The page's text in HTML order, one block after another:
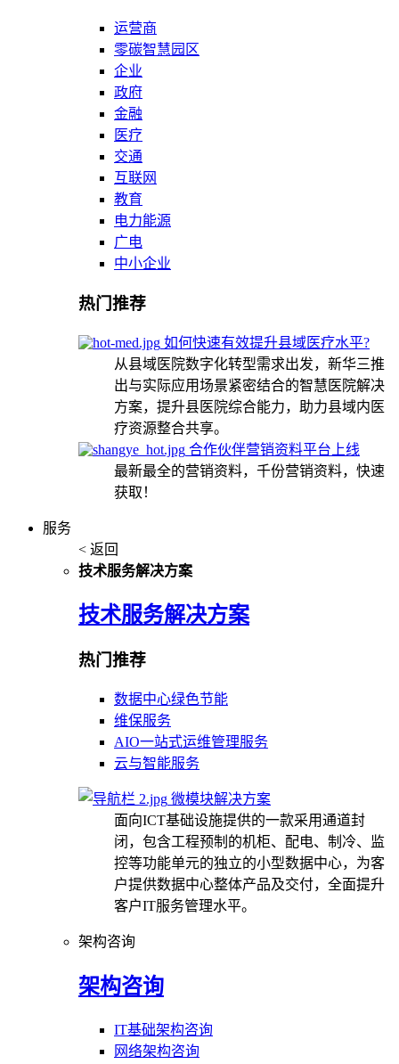
运营商
零碳智慧园区
企业
政府
金融
医疗
交通
互联网
教育
电力能源
广电
中小企业
热门推荐
如何快速有效提升县域医疗水平?
从县域医院数字化转型需求出发，新华三推
出与实际应用场景紧密结合的智慧医院解决
方案，提升县医院综合能力，助力县域内医
疗资源整合共享。
合作伙伴营销资料平台上线
最新最全的营销资料，千份营销资料，快速
获取！
服务
< 返回
技术服务解决方案
技术服务解决方案
热门推荐
数据中心绿色节能
维保服务
AIO一站式运维管理服务
云与智能服务
微模块解决方案
面向ICT基础设施提供的一款采用通道封
闭，包含工程预制的机柜、配电、制冷、监
控等功能单元的独立的小型数据中心，为客
户提供数据中心整体产品及交付，全面提升
客户IT服务管理水平。
架构咨询
架构咨询
IT基础架构咨询
网络架构咨询